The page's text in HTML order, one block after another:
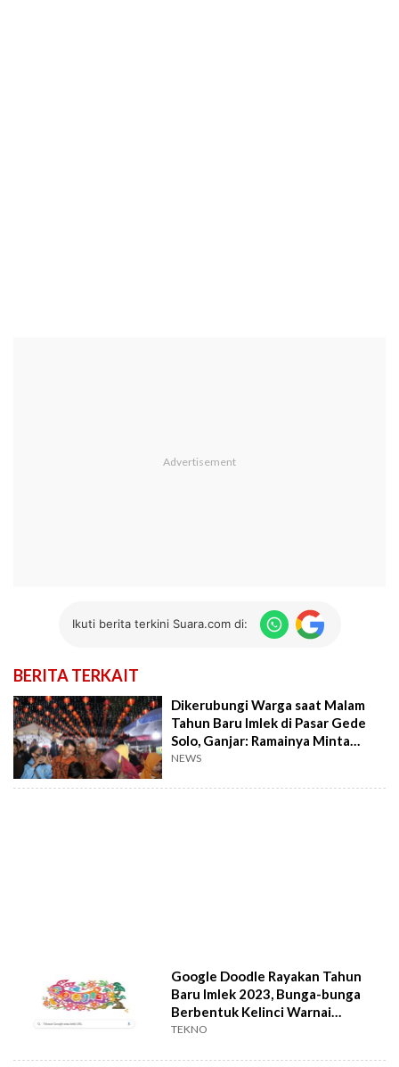
Ikuti berita terkini Suara.com di:
BERITA TERKAIT
Dikerubungi Warga saat Malam
Tahun Baru Imlek di Pasar Gede
Solo, Ganjar: Ramainya Minta
Ampun
NEWS
Google Doodle Rayakan Tahun
Baru Imlek 2023, Bunga-bunga
Berbentuk Kelinci Warnai
Halaman Utama
TEKNO